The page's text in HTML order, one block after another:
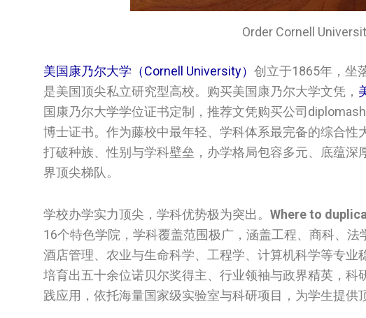
Order Cornell
美国康乃尔大学（Cornell University） 创立于1865年，坐
是美国顶尖私立研究型高校。购买美国康乃尔大学文凭，
国康乃尔大学学位证书定制，推荐文凭购买公司
博士证书。作为藤校中最年轻、学科体系最完备的综合性
打破种族、性别与学科壁垒，办学格局包容多元、底蕴
界顶尖梯队。
学校办学实力顶尖，学科优势极为突出。 Where to
16个特色学院，学科覆盖范围极广，涵盖工程、商科、
酒店管理、农业与生命科学、工程学、计算机科学等专业
培育出五十余位诺贝尔奖得主、行业领袖与政界精英，
践应用，依托海量国家级实验室与科研项目，为学生提供